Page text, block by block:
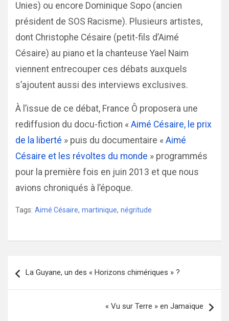
Unies) ou encore Dominique Sopo (ancien
président de SOS Racisme). Plusieurs artistes,
dont Christophe Césaire (petit-fils d’Aimé
Césaire) au piano et la chanteuse Yael Naim
viennent entrecouper ces débats auxquels
s’ajoutent aussi des interviews exclusives.
À l’issue de ce débat, France Ô proposera une
rediffusion du docu-fiction « Aimé Césaire, le prix
de la liberté » puis du documentaire « Aimé
Césaire et les révoltes du monde » programmés
pour la première fois en juin 2013 et que nous
avions chroniqués à l’époque.
Tags: Aimé Césaire, martinique, négritude
de
La Guyane, un des « Horizons chimériques » ?
« Vu sur Terre » en Jamaïque